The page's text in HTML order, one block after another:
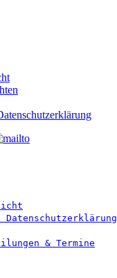
Datenschutzerklärung
& Termine